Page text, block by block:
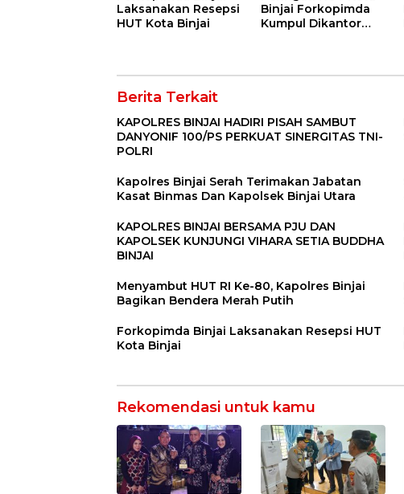
Laksanakan Resepsi
HUT Kota Binjai
Binjai Forkopimda
Kumpul Dikantor
Berita Terkait
KAPOLRES BINJAI HADIRI PISAH SAMBUT
DANYONIF 100/PS PERKUAT SINERGITAS TNI-
POLRI
Kapolres Binjai Serah Terimakan Jabatan
Kasat Binmas Dan Kapolsek Binjai Utara
KAPOLRES BINJAI BERSAMA PJU DAN
KAPOLSEK KUNJUNGI VIHARA SETIA BUDDHA
BINJAI
Menyambut HUT RI Ke-80, Kapolres Binjai
Bagikan Bendera Merah Putih
Forkopimda Binjai Laksanakan Resepsi HUT
Kota Binjai
Rekomendasi untuk kamu